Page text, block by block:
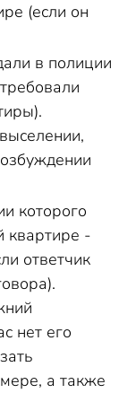
(если он
в полиции
которого
квартире -
ответчик
нет его
а также